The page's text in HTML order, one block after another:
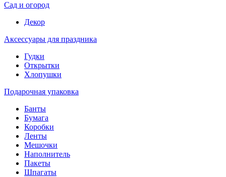
Сад и огород
Декор
Аксессуары для праздника
Гудки
Открытки
Хлопушки
Подарочная упаковка
Банты
Бумага
Коробки
Ленты
Мешочки
Наполнитель
Пакеты
Шпагаты